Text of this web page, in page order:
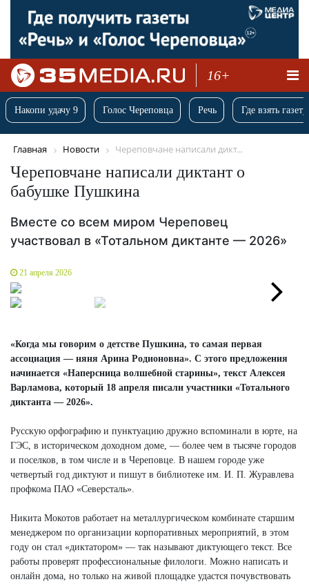
16+
Накопи удачу 9 Голос Череповца Речь Где взять
Главная Новости Череповчане написали дикт...
Череповчане написали диктант о
бабушке Пушкина
Вместе со всем миром Череповец
участвовал в «Тотальном диктанте — 2026»
21 апреля 2026
«Когда мы говорим о детстве Пушкина, то самая первая
ассоциация — няня Арина Родионовна». С этого предложения
начинается «Наперсница волшебной старины», текст Алексея
Варламова, который 18 апреля писали участники «Тотального
диктанта — 2026».
Русскую орфографию и пунктуацию дружно вспоминали в юрте, на
ГЭС, в историческом доходном доме, — более чем в тысяче городов
и поселков, в том числе и в Череповце. В нашем городе уже
четвертый год диктуют и пишут в библиотеке им. И. П. Журавлева
профкома ПАО «Северсталь».
Никита Мокотов работает на металлургическом комбинате старшим
менеджером по организации корпоративных мероприятий, в этом
году он стал «диктатором» — так называют диктующего текст. Все
работы проверят профессиональные филологи. Можно написать и
онлайн дома, но только на живой площадке удастся почувствовать